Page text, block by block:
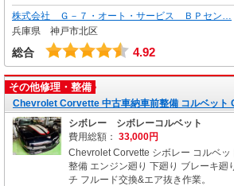
株式会社 Ｇ－７・オート・サービス ＢＰセン…
兵庫県 神戸市北区
総合 4.92
その他修理・整備
Chevrolet Corvette 中古車納車前整備 コルベット
シボレー シボレーコルベット
費用総額： 33,000円
Chevrolet Corvette シボレー コルベ
整備 エンジン廻り 下廻り ブレーキ廻
チ フルード交換&エア抜き作業。